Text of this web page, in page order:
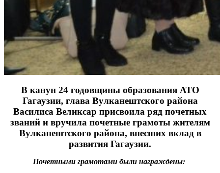
В канун 24 годовщины образования АТО
Гагаузии, глава Вулканештского района
Василиса Великсар присвоила ряд почетных
званий и вручила почетные грамоты жителям
Вулканештского района, внесших вклад в
развития Гагаузии.
Почетными грамотами были награждены: